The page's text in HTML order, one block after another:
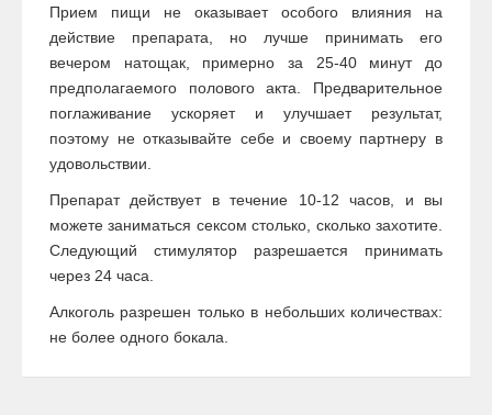
Прием пищи не оказывает особого влияния на
действие препарата, но лучше принимать его
вечером натощак, примерно за 25-40 минут до
предполагаемого полового акта. Предварительное
поглаживание ускоряет и улучшает результат,
поэтому не отказывайте себе и своему партнеру в
удовольствии.
Препарат действует в течение 10-12 часов, и вы
можете заниматься сексом столько, сколько захотите.
Следующий стимулятор разрешается принимать
через 24 часа.
Алкоголь разрешен только в небольших количествах:
не более одного бокала.